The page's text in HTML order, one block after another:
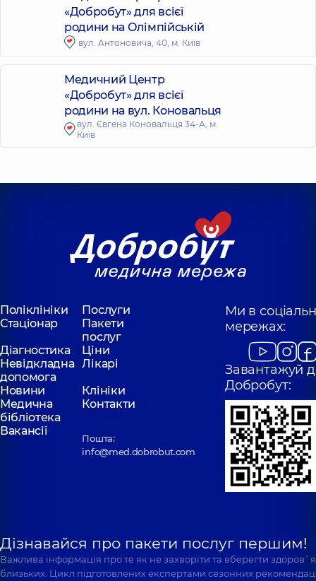
«Добробут» для всієї
родини на Олімпійській
вул. Антоновича, 40, м. Київ
Медичний Центр
«Добробут» для всієї
родини на вул. Коновальця
вул. Євгена Коновальця 34-А, м.
Київ
Поліклініки
Послуги
Стаціонар
Пакети
послуг
Діагностика
Ціни
Невідкладна
допомога
Лікарі
Новини
Клініки
Медична
бібліотека
Контакти
Вакансії
Пошта:
info@med.dobrobut.com
Ми в
мережах:
Завантажуй
Добробут:
Дізнавайся про пакети послуг першим!
Важлива інформація про те як не захворіти та вберегти
близьких. Цикл підготовлених експертами сезонних